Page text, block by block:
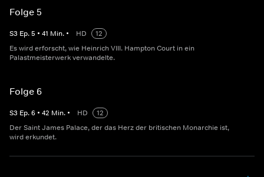
Folge 5
S3 Ep.5 • 41 Min. • HD
12
Es wird erforscht, wie Heinrich VIII. Hampton Court in ein
Palastmeisterwerk verwandelte.
Folge 6
S3 Ep.6 • 42 Min. • HD
12
Der Saint James Palace, der das Herz der britischen Monarchie ist,
wird erkundet.